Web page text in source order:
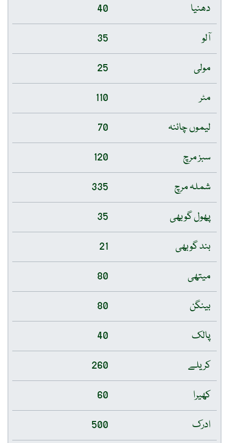
دھنیا
40
آلو
35
مولی
25
مٹر
110
لیموں چائنہ
70
سبز مرچ
120
شملہ مرچ
335
پھول گوبھی
35
بند گوبھی
21
میتھی
80
بینگن
80
پالک
40
کریلے
260
کھیرا
60
ادرک
500